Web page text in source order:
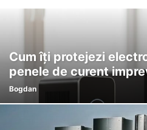
INTELIGENTA ARTIFICIALA LAPTOPURI
Cum îți protejezi
penele de curent
Bogdan